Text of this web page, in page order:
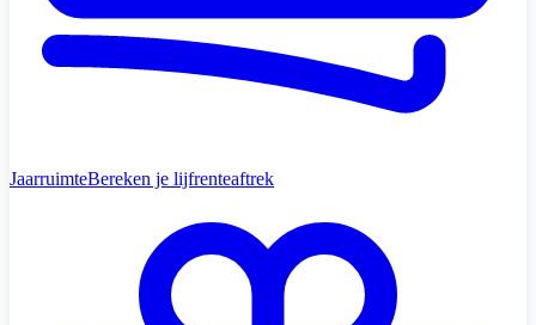
JaarruimteBereken je lijfrenteaftrek